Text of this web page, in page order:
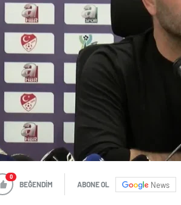
0
BEĞENDİM ABONE OL News